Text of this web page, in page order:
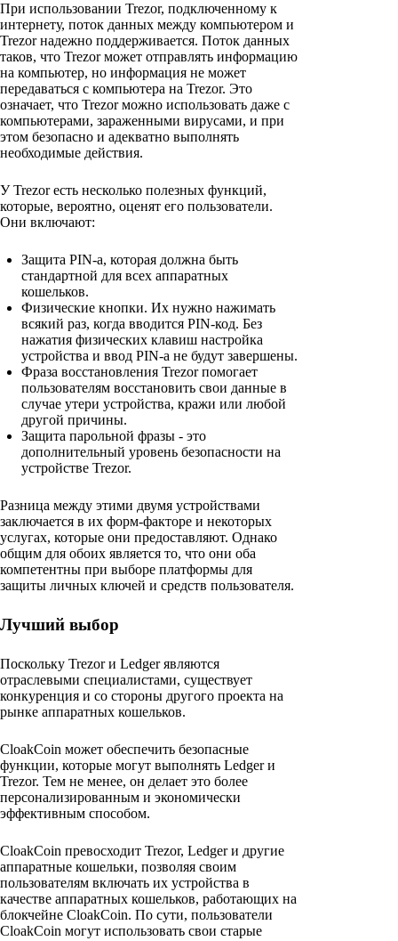
При использовании Trezor, подключенному к
интернету, поток данных между компьютером и
Trezor надежно поддерживается. Поток данных
таков, что Trezor может отправлять информацию
на компьютер, но информация не может
передаваться с компьютера на Trezor. Это
означает, что Trezor можно использовать даже с
компьютерами, зараженными вирусами, и при
этом безопасно и адекватно выполнять
необходимые действия.
У Trezor есть несколько полезных функций,
которые, вероятно, оценят его пользователи.
Они включают:
Защита PIN-a, которая должна быть
стандартной для всех аппаратных
кошельков.
Физические кнопки. Их нужно нажимать
всякий раз, когда вводится PIN-код. Без
нажатия физических клавиш настройка
устройства и ввод PIN-а не будут завершены.
Фраза восстановления Trezor помогает
пользователям восстановить свои данные в
случае утери устройства, кражи или любой
другой причины.
Защита парольной фразы - это
дополнительный уровень безопасности на
устройстве Trezor.
Разница между этими двумя устройствами
заключается в их форм-факторе и некоторых
услугах, которые они предоставляют. Однако
общим для обоих является то, что они оба
компетентны при выборе платформы для
защиты личных ключей и средств пользователя.
Лучший выбор
Поскольку Trezor и Ledger являются
отраслевыми специалистами, существует
конкуренция и со стороны другого проекта на
рынке аппаратных кошельков.
CloakCoin может обеспечить безопасные
функции, которые могут выполнять Ledger и
Trezor. Тем не менее, он делает это более
персонализированным и экономически
эффективным способом.
CloakCoin превосходит Trezor, Ledger и другие
аппаратные кошельки, позволяя своим
пользователям включать их устройства в
качестве аппаратных кошельков, работающих на
блокчейне CloakCoin. По сути, пользователи
CloakCoin могут использовать свои старые